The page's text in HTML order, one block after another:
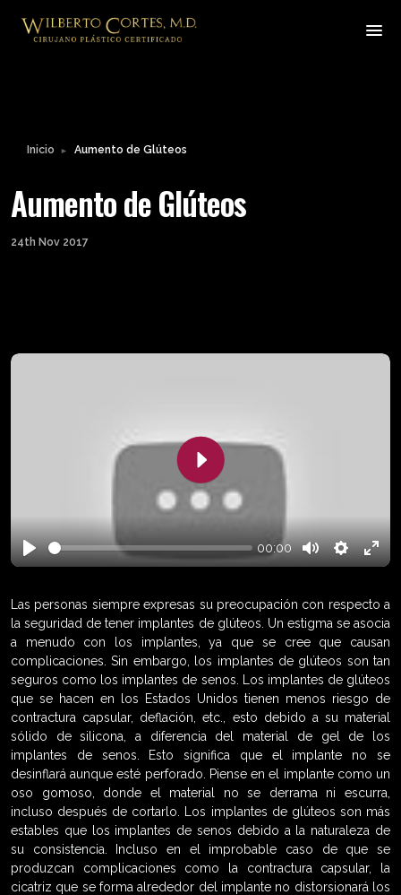
Inicio ► Aumento de Glúteos
Aumento de Glúteos
24th Nov 2017
Play
00:00
MuteSettings
Enter
Play
Las personas siempre expresas su preocupación con respecto a
la seguridad de tener implantes de glúteos. Un estigma se asocia
a menudo con los implantes, ya que se cree que causan
complicaciones. Sin embargo, los implantes de glúteos son tan
seguros como los implantes de senos. Los implantes de glúteos
que se hacen en los Estados Unidos tienen menos riesgo de
contractura capsular, deflación, etc., esto debido a su material
sólido de silicona, a diferencia del material de gel de los
implantes de senos. Esto significa que el implante no se
desinflará aunque esté perforado. Piense en el implante como un
oso gomoso, donde el material no se derrama ni escurra,
incluso después de cortarlo. Los implantes de glúteos son más
estables que los implantes de senos debido a la naturaleza de
su consistencia. Incluso en el improbable caso de que se
produzcan complicaciones como la contractura capsular, la
cicatriz que se forma alrededor del implante no distorsionará los